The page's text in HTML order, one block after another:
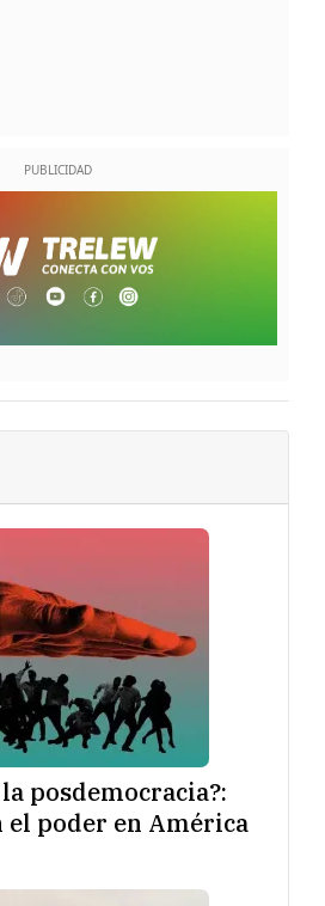
posdemocracia?:
el poder en América